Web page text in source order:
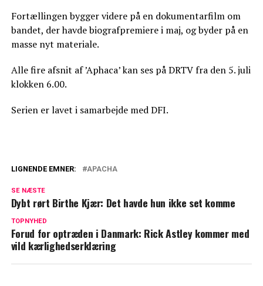
Fortællingen bygger videre på en dokumentarfilm om
bandet, der havde biografpremiere i maj, og byder på en
masse nyt materiale.
Alle fire afsnit af ’Aphaca’ kan ses på DRTV fra den 5. juli
klokken 6.00.
Serien er lavet i samarbejde med DFI.
nummer et
taler ud
LIGNENDE EMNER: APACHA
SE NÆSTE
Dybt rørt Birthe Kjær: Det havde hun ikke set komme
TOPNYHED
Forud for optræden i Danmark: Rick Astley kommer med
vild kærlighedserklæring